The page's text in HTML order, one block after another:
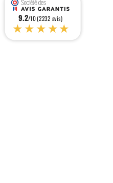
9.2/10 (2232 avis)
★★★★★